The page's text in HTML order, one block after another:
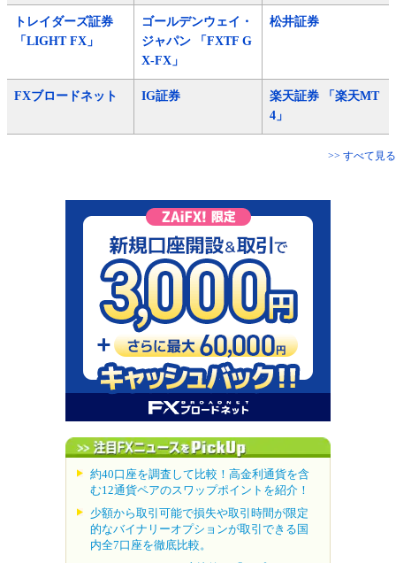
トレイダーズ証券
「LIGHT FX」
ゴールデンウェイ・
ジャパン 「FXTF G
X-FX」
松井証券
FXブロードネット IG証券
楽天証券 「楽天MT
4」
>> すべて見る
約40口座を調査して比較！高金利通貨を含
む12通貨ペアのスワップポイントを紹介！
少額から取引可能で損失や取引時間が限定
的なバイナリーオプションが取引できる国
内全7口座を徹底比較。